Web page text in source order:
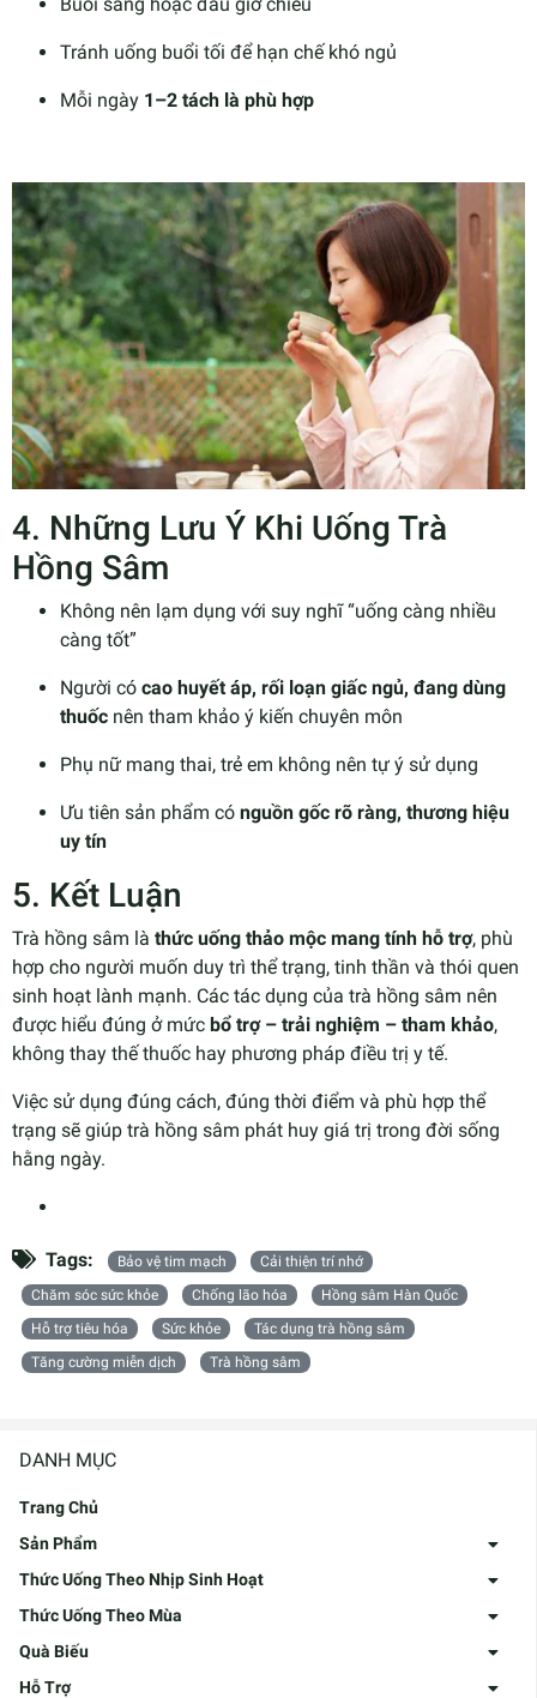
DANH MỤC
Trang Chủ
Sản Phẩm
Thức Uống Theo Nhịp Sinh Hoạt
Thức Uống Theo Mùa
Quà Biếu
Hỗ Trợ
Tránh uống buổi tối để hạn chế khó ngủ
Mỗi ngày 1–2 tách là phù hợp
4. Những Lưu Ý Khi Uống Trà
Hồng Sâm
Không nên lạm dụng với suy nghĩ “uống càng nhiều
càng tốt”
Người có cao huyết áp, rối loạn giấc ngủ, đang dùng
thuốc nên tham khảo ý kiến chuyên môn
Phụ nữ mang thai, trẻ em không nên tự ý sử dụng
Ưu tiên sản phẩm có nguồn gốc rõ ràng, thương hiệu
uy tín
5. Kết Luận
Trà hồng sâm là thức uống thảo mộc mang tính hỗ trợ, phù
hợp cho người muốn duy trì thể trạng, tinh thần và thói quen
sinh hoạt lành mạnh. Các tác dụng của trà hồng sâm nên
được hiểu đúng ở mức bổ trợ – trải nghiệm – tham khảo,
không thay thế thuốc hay phương pháp điều trị y tế.
Việc sử dụng đúng cách, đúng thời điểm và phù hợp thể
trạng sẽ giúp trà hồng sâm phát huy giá trị trong đời sống
hằng ngày.
Tags: Bảo vệ tim mạch
Cải thiện trí nhớ
Chăm sóc sức khỏe
Chống lão hóa
Hồng sâm Hàn Quốc
Hỗ trợ tiêu hóa
Sức khỏe
Tác dụng trà hồng sâm
Tăng cường miễn dịch
Trà hồng sâm